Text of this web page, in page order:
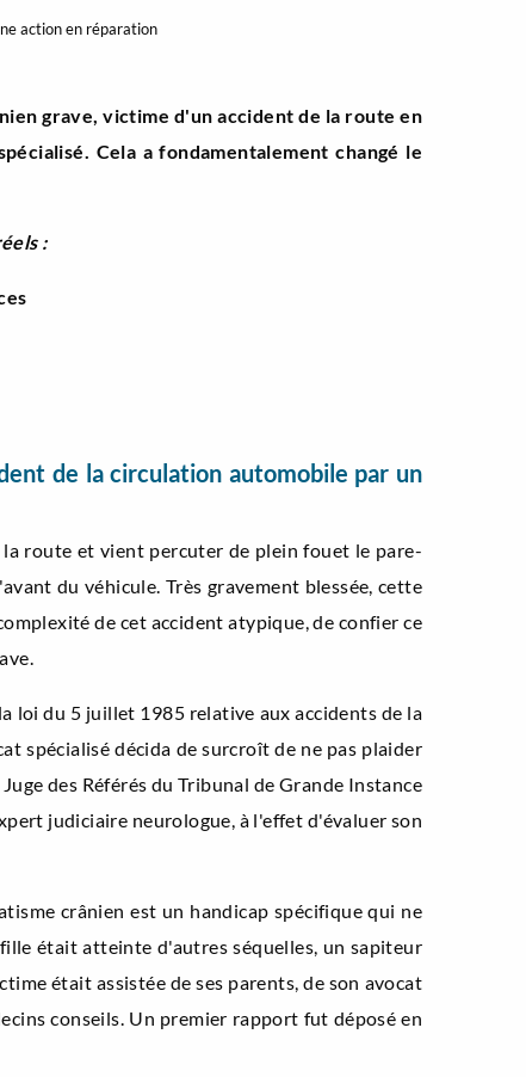
action en réparation
grave, victime d'un accident de la route en
Cela a fondamentalement changé le
:
de la circulation automobile par un
route et vient percuter de plein fouet le pare-
du véhicule. Très gravement blessée, cette
de cet accident atypique, de confier ce
loi du 5 juillet 1985 relative aux accidents de la
spécialisé décida de surcroît de ne pas plaider
des Référés du Tribunal de Grande Instance
judiciaire neurologue, à l'effet d'évaluer son
crânien est un handicap spécifique qui ne
était atteinte d'autres séquelles, un sapiteur
était assistée de ses parents, de son avocat
conseils. Un premier rapport fut déposé en